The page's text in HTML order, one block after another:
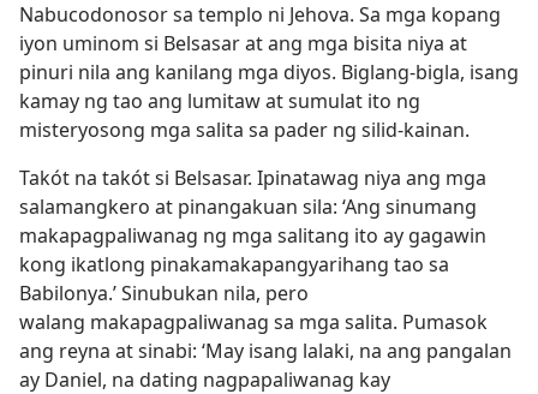
Nabucodonosor sa templo ni Jehova. Sa mga kopang
iyon uminom si Belsasar at ang mga bisita niya at
pinuri nila ang kanilang mga diyos. Biglang-bigla, isang
kamay ng tao ang lumitaw at sumulat ito ng
misteryosong mga salita sa pader ng silid-kainan.
Takót na takót si Belsasar. Ipinatawag niya ang mga
salamangkero at pinangakuan sila: ‘Ang sinumang
makapagpaliwanag ng mga salitang ito ay gagawin
kong ikatlong pinakamakapangyarihang tao sa
Babilonya.’ Sinubukan nila, pero
walang makapagpaliwanag sa mga salita. Pumasok
ang reyna at sinabi: ‘May isang lalaki, na ang pangalan
ay Daniel, na dating nagpapaliwanag kay